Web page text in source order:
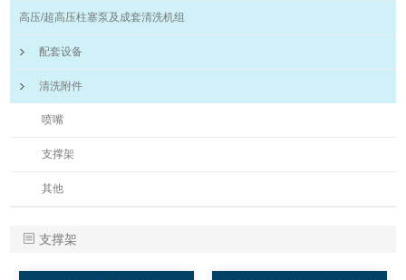
高压/超高压柱塞泵及成套清洗机组
配套设备
清洗附件
喷嘴
支撑架
其他
支撑架